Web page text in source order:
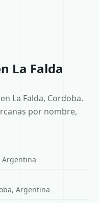
La Falda
La Falda, Cordoba.
por nombre,
Argentina
Argentina